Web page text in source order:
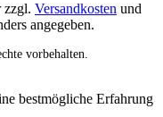
zzgl. Versandkosten und
angegeben.
bestmögliche Erfahrung